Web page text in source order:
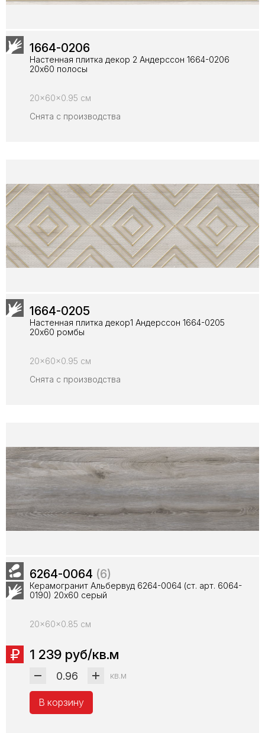
1664-0206
Настенная плитка декор 2 Андерссон 1664-0206
20x60 полосы
20x60x0.95 см
Снята с производства
1664-0205
Настенная плитка декор1 Андерссон 1664-0205
20x60 ромбы
20x60x0.95 см
Снята с производства
6264-0064 (6)
Керамогранит Альбервуд 6264-0064 (ст. арт. 6064-
0190) 20x60 серый
20x60x0.85 см
1 239 руб/кв.м
кв.м
В корзину